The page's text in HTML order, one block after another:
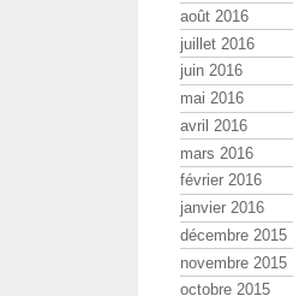
août 2016
juillet 2016
juin 2016
mai 2016
avril 2016
mars 2016
février 2016
janvier 2016
décembre 2015
novembre 2015
octobre 2015